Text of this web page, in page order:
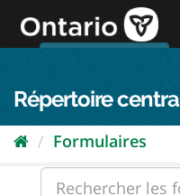
directement
au
Répertoire
Formulaires